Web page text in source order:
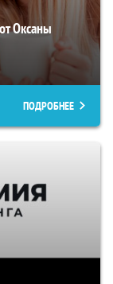
Оксаны
ПОДРОБНЕЕ